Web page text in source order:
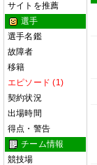
サイトを推薦
選手
選手名鑑
故障者
移籍
エピソード (1)
契約状況
出場時間
得点・警告
チーム情報
競技場